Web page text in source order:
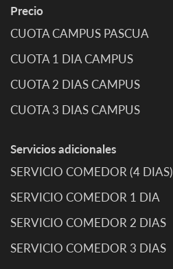
Precio
CUOTA CAMPUS PASCUA
CUOTA 1 DIA CAMPUS
CUOTA 2 DIAS CAMPUS
CUOTA 3 DIAS CAMPUS
Servicios adicionales
SERVICIO COMEDOR (4 DIAS)
SERVICIO COMEDOR 1 DIA
SERVICIO COMEDOR 2 DIAS
SERVICIO COMEDOR 3 DIAS